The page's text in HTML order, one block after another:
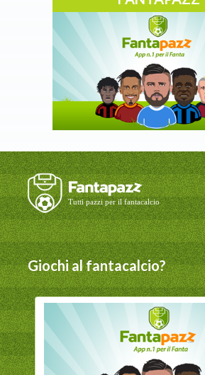
Giochi al fantacalcio?